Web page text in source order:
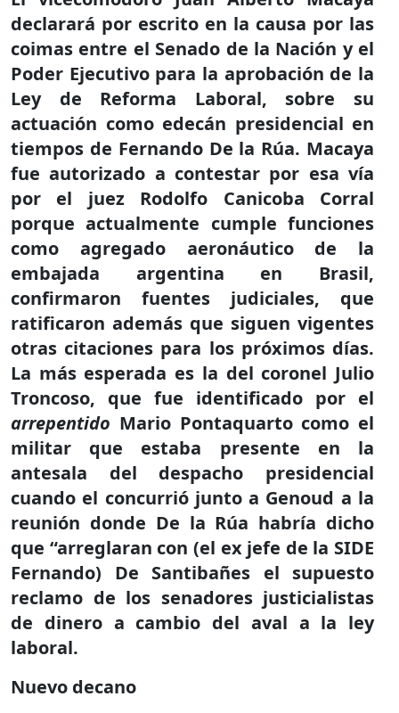
declarará por escrito en la causa por las
coimas entre el Senado de la Nación y el
Poder Ejecutivo para la aprobación de la
Ley de Reforma Laboral, sobre su
actuación como edecán presidencial en
tiempos de Fernando De la Rúa. Macaya
fue autorizado a contestar por esa vía
por el juez Rodolfo Canicoba Corral
porque actualmente cumple funciones
como agregado aeronáutico de la
embajada argentina en Brasil,
confirmaron fuentes judiciales, que
ratificaron además que siguen vigentes
otras citaciones para los próximos días.
La más esperada es la del coronel Julio
Troncoso, que fue identificado por el
arrepentido Mario Pontaquarto como el
militar que estaba presente en la
antesala del despacho presidencial
cuando el concurrió junto a Genoud a la
reunión donde De la Rúa habría dicho
que “arreglaran con (el ex jefe de la SIDE
Fernando) De Santibañes el supuesto
reclamo de los senadores justicialistas
de dinero a cambio del aval a la ley
laboral.
Nuevo decano